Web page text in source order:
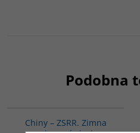
Podobna
Chiny – ZSRR. Zimna